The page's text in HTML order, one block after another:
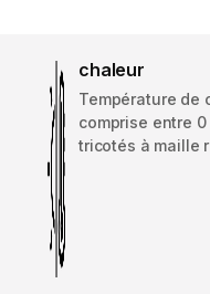
chaleur
Température de
comprise entre 0
tricotés à maille